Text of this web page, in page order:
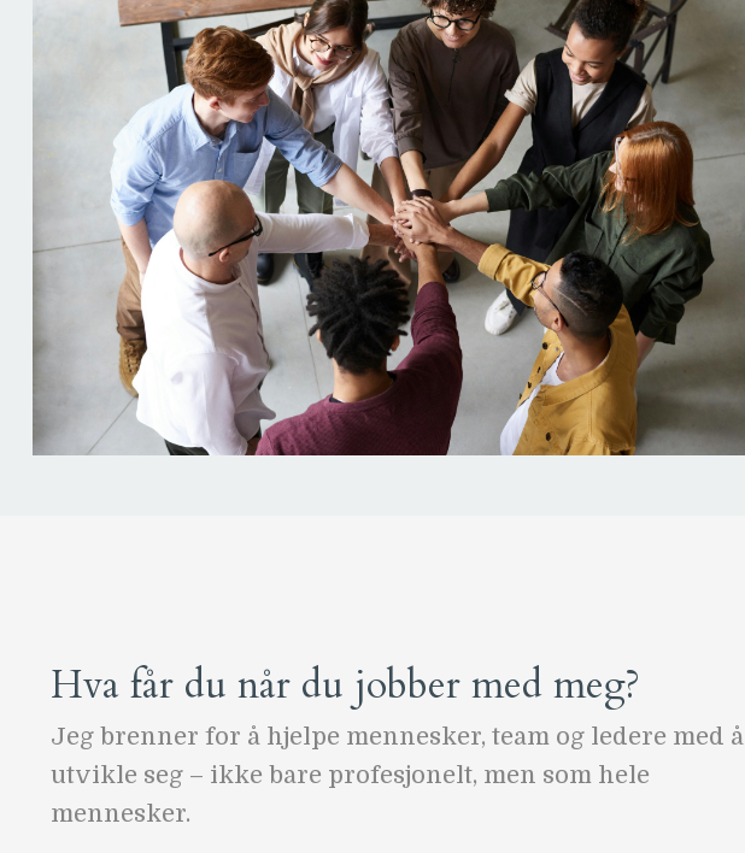
Hva får du når du jobber med meg?
Jeg brenner for å hjelpe mennesker, team og ledere med å
utvikle seg – ikke bare profesjonelt, men som hele
mennesker.